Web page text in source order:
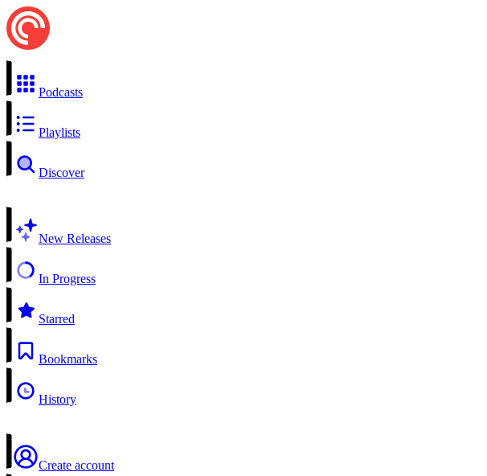
Podcasts
Playlists
Discover
New Releases
In Progress
Starred
Bookmarks
History
Create account